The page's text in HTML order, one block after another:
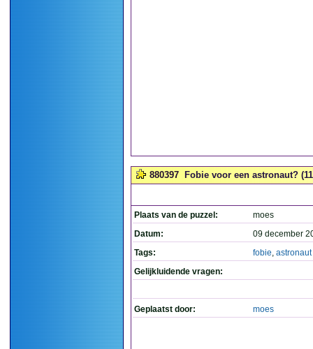
880397 Fobie voor een astronaut?
Plaats van de puzzel:
moes
Datum:
09 december
Tags:
fobie, astronaut
Gelijkluidende vragen:
Geplaatst door: moes